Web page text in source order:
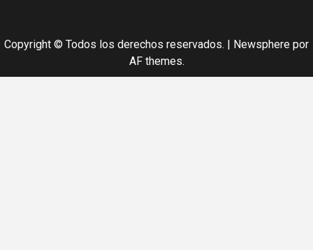
Copyright © Todos los derechos reservados. | Newsphere por
AF themes.